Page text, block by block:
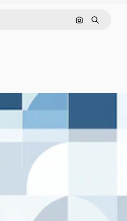
通過圖像搜索
搜尋